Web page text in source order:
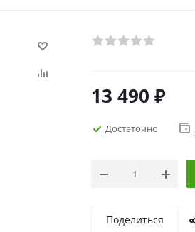
13 490 ₽
Достаточно
Поделиться